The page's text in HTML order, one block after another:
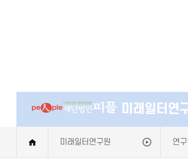
미래일터연
미래일터연구원 연